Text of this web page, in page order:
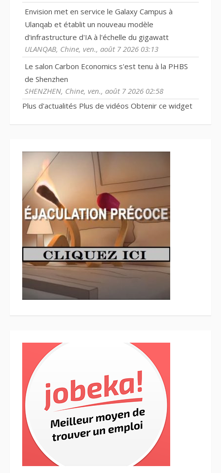
Envision met en service le Galaxy Campus à
Ulanqab et établit un nouveau modèle
d'infrastructure d'IA à l'échelle du gigawatt
ULANQAB, Chine, ven., août 7 2026 03:13
Le salon Carbon Economics s'est tenu à la PHBS
de Shenzhen
SHENZHEN, Chine, ven., août 7 2026 02:58
Plus d'actualités Plus de vidéos Obtenir ce widget